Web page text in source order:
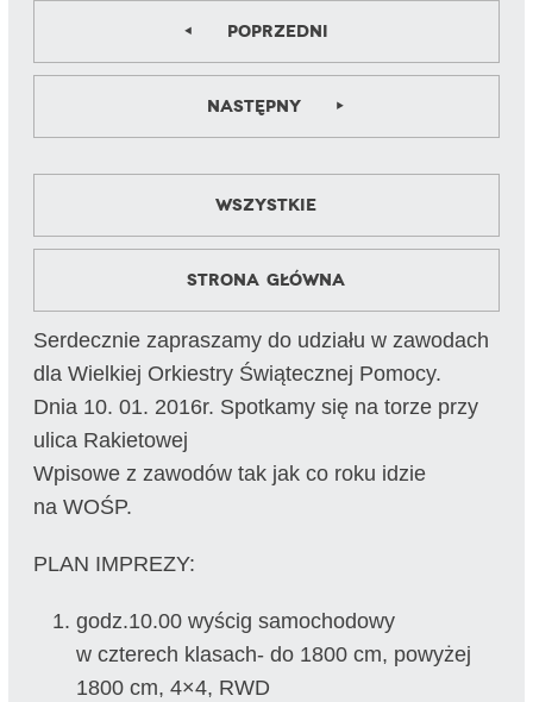
Poprzedni
Następny
Wszystkie
Strona główna
Serdecznie zapraszamy do udziału w zawodach
dla Wielkiej Orkiestry Świątecznej Pomocy.
Dnia 10. 01. 2016r. Spotkamy się na torze przy
ulica Rakietowej
Wpisowe z zawodów tak jak co roku idzie
na WOŚP.
PLAN IMPREZY:
godz.10.00 wyścig samochodowy
w czterech klasach- do 1800 cm, powyżej
1800 cm, 4×4, RWD